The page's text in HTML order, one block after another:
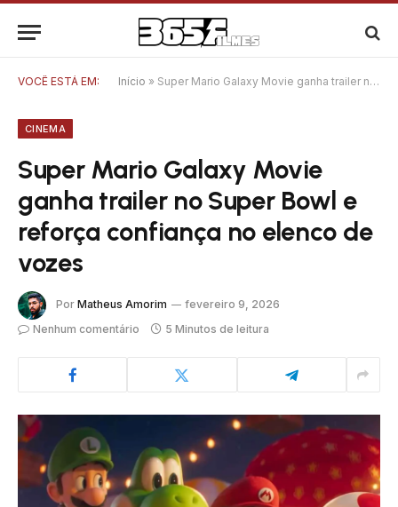
VOCÊ ESTÁ EM: Início » Super Mario Galaxy Movie ganha trailer no Super Bowl e reforça confiança no elenco de vozes
CINEMA
Super Mario Galaxy Movie
ganha trailer no Super Bowl e
reforça confiança no elenco de
vozes
Por Matheus Amorim
fevereiro 9, 2026
Nenhum comentário
5 Minutos de leitura